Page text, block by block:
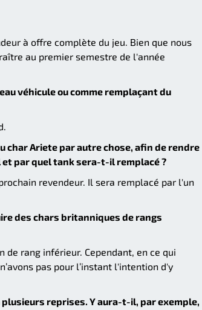
à offre complète du jeu. Bien que nous
au premier semestre de l'année
véhicule ou comme remplaçant du
char Ariete par autre chose, afin de rendre
par quel tank sera-t-il remplacé ?
revendeur. Il sera remplacé par l'un
des chars britanniques de rangs
rang inférieur. Cependant, en ce qui
pas pour l’instant l'intention d'y
reprises. Y aura-t-il, par exemple,